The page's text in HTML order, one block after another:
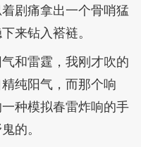
剧痛拿出一个骨哨猛
来钻入褡裢。
和雷霆，我刚才吹的
纯阳气，而那个响
种模拟春雷炸响的手
的。